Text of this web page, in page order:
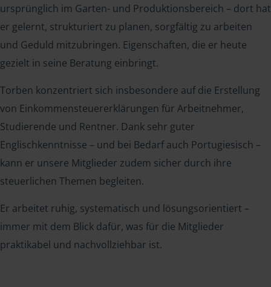
ursprünglich im Garten- und Produktionsbereich – dort hat
er gelernt, strukturiert zu planen, sorgfältig zu arbeiten
und Geduld mitzubringen. Eigenschaften, die er heute
gezielt in seine Beratung einbringt.
Torben konzentriert sich insbesondere auf die Erstellung
von Einkommensteuererklärungen für Arbeitnehmer,
Studierende und Rentner. Dank sehr guter
Englischkenntnisse – und bei Bedarf auch Portugiesisch –
kann er unsere Mitglieder zudem sicher durch ihre
steuerlichen Themen begleiten.
Er arbeitet ruhig, systematisch und lösungsorientiert –
immer mit dem Blick dafür, was für die Mitglieder
praktikabel und nachvollziehbar ist.